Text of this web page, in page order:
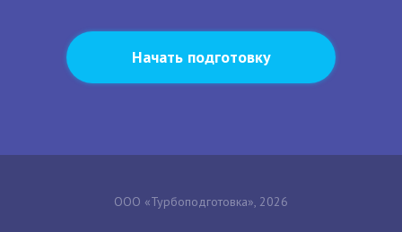
Начать подготовку
ООО «Турбоподготовка», 2026